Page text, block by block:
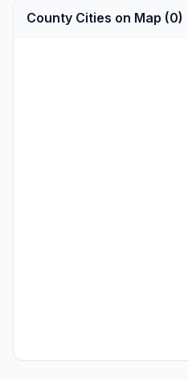
County Cities on Map (0)